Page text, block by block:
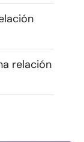
con
relación